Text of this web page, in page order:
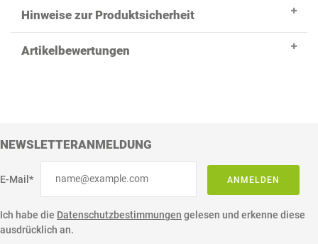
Hinweise zur Produktsicherheit
Artikelbewertungen
NEWSLETTERANMELDUNG
E-Mail* ANMELDEN
Ich habe die Datenschutzbestimmungen gelesen und erkenne diese
ausdrücklich an.